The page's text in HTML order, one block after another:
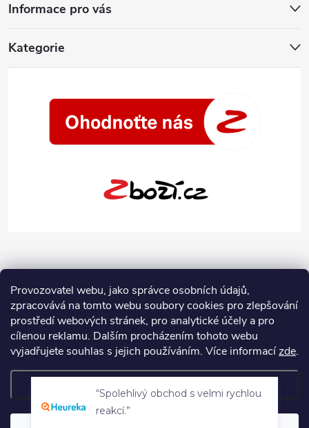
Provozovatel webu, jako správce osobních údajů,
zpracovává na tomto webu soubory cookies pro zlepšování
prostředí webových stránek, pro analytické účely a pro
cílenou reklamu. Dalším procházením tohoto webu
vyjadřujete souhlas s jejich používáním. Více informacízde.
Informace pro vás
Kategorie
Jeans-Shop.cz. Všechna práva vyhrazena.Upravit
nastavení cookies
“Spolehlivý obchod s velmi rychlou
reakcí.”